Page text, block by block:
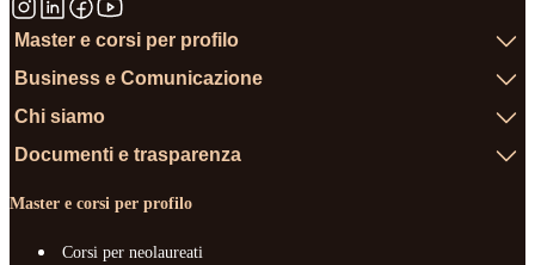
Master e corsi per profilo
Business e Comunicazione
Chi siamo
Documenti e trasparenza
Master e corsi per profilo
Corsi per neolaureati